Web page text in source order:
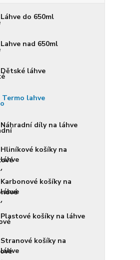
Láhve do 650ml
Lahve nad 650ml
Dětské láhve
Termo lahve
Náhradní díly na láhve
Hliníkové košíky na
láhve
Karbonové košíky na
láhve
Plastové košíky na láhve
Stranové košíky na
láhve